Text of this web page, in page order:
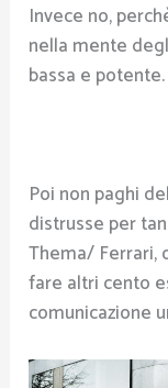
Invece no,
nella mente
bassa e potente.
Poi non paghi
distrusse per
Thema/ Ferrari,
fare altri cento
comunicazione